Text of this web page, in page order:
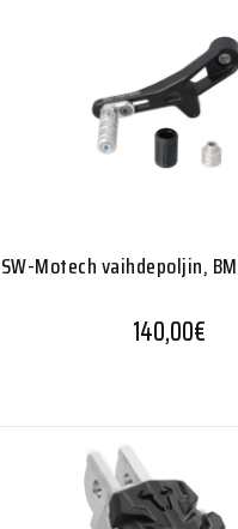
SW-Motech vaihdepoljin,
140,00€